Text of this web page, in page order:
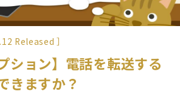
Released ］
ション】電話を転送する
きますか？